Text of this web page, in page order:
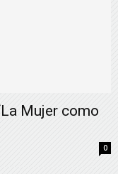
Mujer como
0